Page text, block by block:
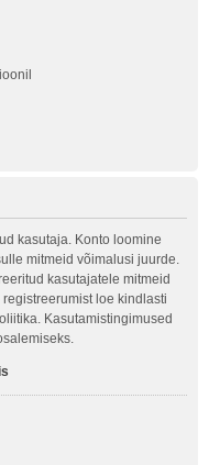
kasutaja. Konto loomine
mitmeid võimalusi juurde.
kasutajatele mitmeid
loe kindlasti
Kasutamistingimused